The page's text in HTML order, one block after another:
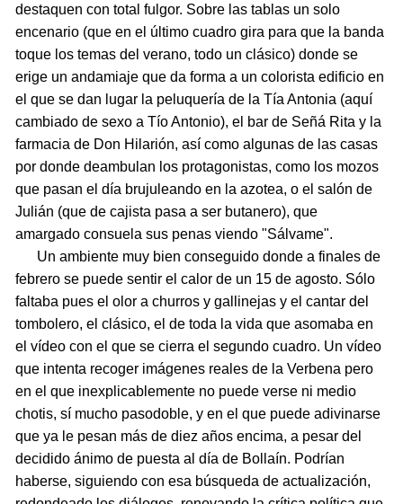
destaquen con total fulgor. Sobre las tablas un solo
encenario (que en el último cuadro gira para que la banda
toque los temas del verano, todo un clásico) donde se
erige un andamiaje que da forma a un colorista edificio en
el que se dan lugar la peluquería de la Tía Antonia (aquí
cambiado de sexo a Tío Antonio), el bar de Señá Rita y la
farmacia de Don Hilarión, así como algunas de las casas
por donde deambulan los protagonistas, como los mozos
que pasan el día brujuleando en la azotea, o el salón de
Julián (que de cajista pasa a ser butanero), que
amargado consuela sus penas viendo "Sálvame".
Un ambiente muy bien conseguido donde a finales de
febrero se puede sentir el calor de un 15 de agosto. Sólo
faltaba pues el olor a churros y gallinejas y el cantar del
tombolero, el clásico, el de toda la vida que asomaba en
el vídeo con el que se cierra el segundo cuadro. Un vídeo
que intenta recoger imágenes reales de la Verbena pero
en el que inexplicablemente no puede verse ni medio
chotis, sí mucho pasodoble, y en el que puede adivinarse
que ya le pesan más de diez años encima, a pesar del
decidido ánimo de puesta al día de Bollaín. Podrían
haberse, siguiendo con esa búsqueda de actualización,